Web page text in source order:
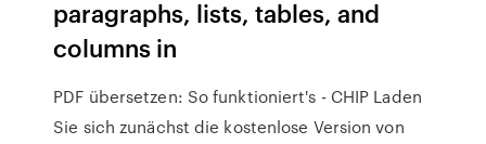
paragraphs, lists, tables, and
columns in
PDF übersetzen: So funktioniert's - CHIP Laden
Sie sich zunächst die kostenlose Version von